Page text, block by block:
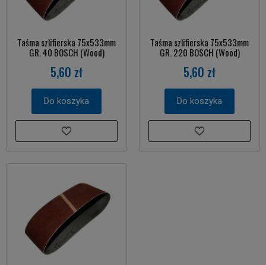
Taśma szlifierska 75x533mm
GR. 40 BOSCH (Wood)
5,60 zł
Do koszyka
Taśma szlifierska 75x533mm
GR. 220 BOSCH (Wood)
5,60 zł
Do koszyka